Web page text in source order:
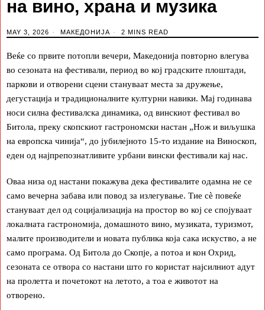
на вино, храна и музика
MAY 3, 2026 МАКЕДОНИЈА 2 MINS READ
Веќе со првите потопли вечери, Македонија повторно влегува
во сезоната на фестивали, период во кој градските плоштади,
паркови и отворени сцени стануваат места за дружење,
дегустација и традиционалните културни навики. Мај годинава
носи силна фестивалска динамика, од винскиот фестивал во
Битола, преку скопскиот гастрономски настан „Нож и виљушка
на европска чинија“, до јубилејното 15-то издание на Виноскоп,
еден од најпрепознатливите урбани вински фестивали кај нас.
Оваа низа од настани покажува дека фестивалите одамна не се
само вечерна забава или повод за излегување. Тие сè повеќе
стануваат дел од социјализација на простор во кој се спојуваат
локалната гастрономија, домашното вино, музиката, туризмот,
малите производители и новата публика која сака искуство, а не
само програма. Од Битола до Скопје, а потоа и кон Охрид,
сезоната се отвора со настани што го користат најсилниот адут
на пролетта и почетокот на летото, а тоа е животот на
отворено.